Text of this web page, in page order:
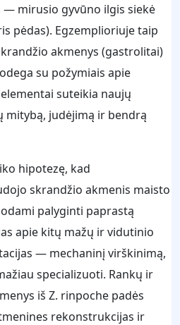
mirusio gyvūno ilgis siekė
pėdas). Egzemplioriuje taip
akmenys (gastrolitai)
su požymiais apie
suteikia naujų
mitybą, judėjimą ir bendrą
hipotezę, kad
skrandžio akmenis maisto
palyginti paprastą
apie kitų mažų ir vidutinio
— mechaninį virškinimą,
specializuoti. Rankų ir
iš Z. rinpoche padės
rekonstrukcijas ir